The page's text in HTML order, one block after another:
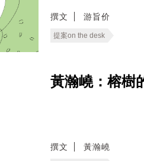
撰文 游旨价
提案on the desk
黃瀚嶢：榕樹
撰文 黃瀚嶢